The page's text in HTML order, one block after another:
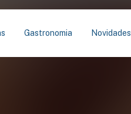
Gastronomia Novidades